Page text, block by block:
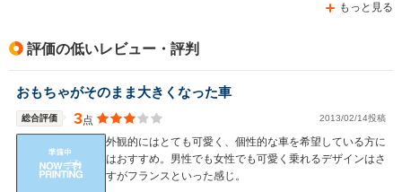
もっと見る
評価の低いレビュー・評判
おもちゃがそのまま大きくなった車
総合評価 3点 2013/02/14投稿
外観的にはとても可愛く、個性的な車を希望している方に
はおすすめ。男性でも女性でも可愛く乗れるデザインはさ
すがフランスといった感じ。